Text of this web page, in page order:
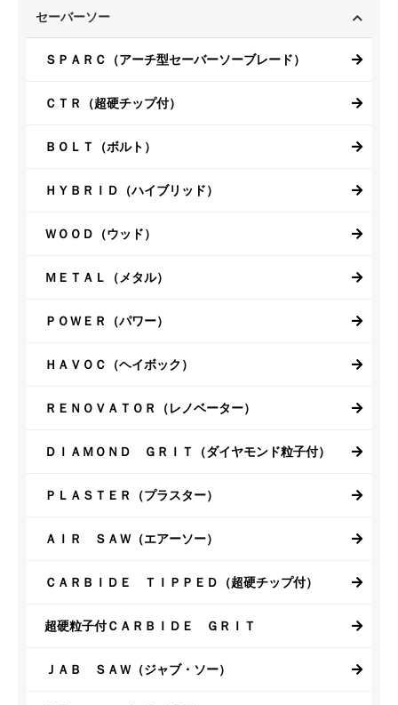
セーバーソー
ＳＰＡＲＣ（アーチ型セーバーソーブレード）
ＣＴＲ（超硬チップ付）
ＢＯＬＴ（ボルト）
ＨＹＢＲＩＤ（ハイブリッド）
ＷＯＯＤ（ウッド）
ＭＥＴＡＬ（メタル）
ＰＯＷＥＲ（パワー）
ＨＡＶＯＣ（ヘイボック）
ＲＥＮＯＶＡＴＯＲ（レノベーター）
ＤＩＡＭＯＮＤ ＧＲＩＴ（ダイヤモンド粒子付）
ＰＬＡＳＴＥＲ（プラスター）
ＡＩＲ ＳＡＷ（エアーソー）
ＣＡＲＢＩＤＥ ＴＩＰＰＥＤ（超硬チップ付）
超硬粒子付ＣＡＲＢＩＤＥ ＧＲＩＴ
ＪＡＢ ＳＡＷ（ジャブ・ソー）